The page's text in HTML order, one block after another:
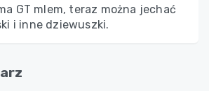
GT mlem, teraz można jechać
i inne dziewuszki.